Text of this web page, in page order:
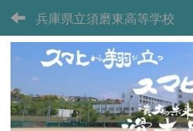
兵庫県立須磨東高等学校